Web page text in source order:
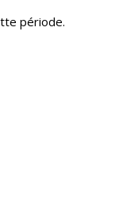
période.